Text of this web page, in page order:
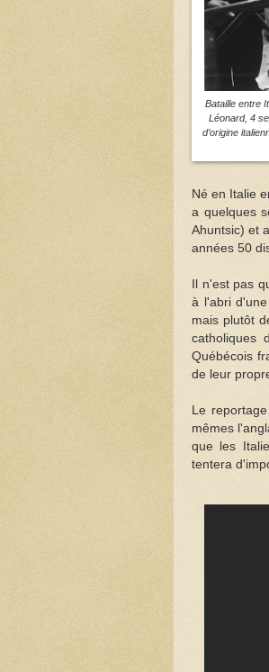
Bataille entre
Léonard, 4
d’origine
Né en Italie
a quelques
Ahuntsic) et
années 50
Il n'est pas
à l'abri
mais plutôt
catholiques
Québécois
de leur
Le
mêmes
que les
tentera